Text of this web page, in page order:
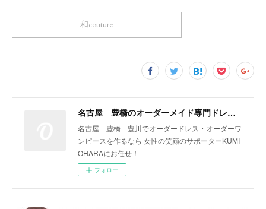
和couture
名古屋 豊橋のオーダーメイド専門ドレスデザイナー KUMI OHARA
名古屋 豊橋 豊川でオーダードレス・オーダーワ
ンピースを作るなら 女性の笑顔のサポーターKUMI
OHARAにお任せ！
フォロー